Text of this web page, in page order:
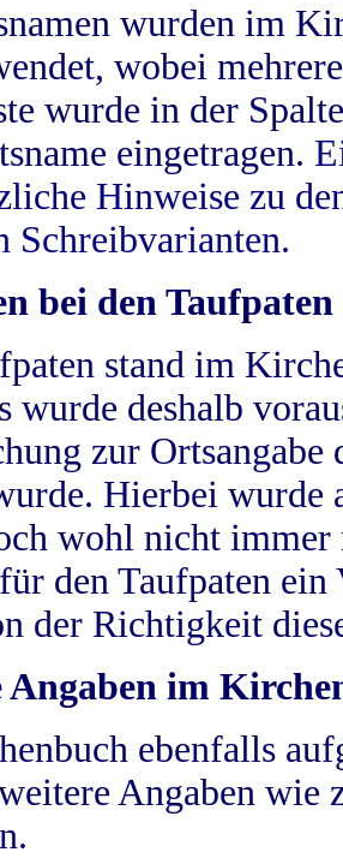
wurden im
wobei
wurde in der
eingetragen.
Hinweise zu
Schreibvarianten.
bei den Taufpaten
stand im
wurde deshalb
zur
Hierbei wurde
wohl nicht
den Taufpaten
der Richtigkeit
Angaben im
ebenfalls
Angaben wie